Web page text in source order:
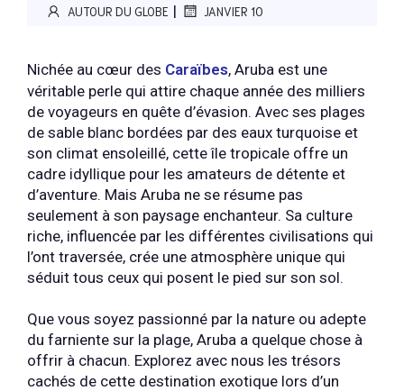
AUTOUR DU GLOBE | JANVIER 10
Nichée au cœur des Caraïbes, Aruba est une
véritable perle qui attire chaque année des milliers
de voyageurs en quête d’évasion. Avec ses plages
de sable blanc bordées par des eaux turquoise et
son climat ensoleillé, cette île tropicale offre un
cadre idyllique pour les amateurs de détente et
d’aventure. Mais Aruba ne se résume pas
seulement à son paysage enchanteur. Sa culture
riche, influencée par les différentes civilisations qui
l’ont traversée, crée une atmosphère unique qui
séduit tous ceux qui posent le pied sur son sol.
Que vous soyez passionné par la nature ou adepte
du farniente sur la plage, Aruba a quelque chose à
offrir à chacun. Explorez avec nous les trésors
cachés de cette destination exotique lors d’un